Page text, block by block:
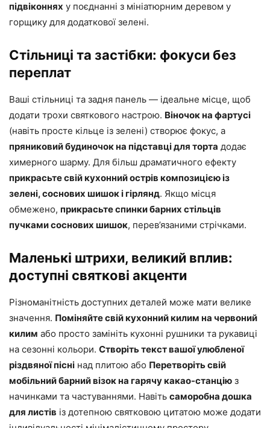
підвіконнях у поєднанні з мініатюрним деревом у
горщику для додаткової зелені.
Стільниці та застібки: фокуси без
переплат
Ваші стільниці та задня панель — ідеальне місце, щоб
додати трохи святкового настрою. Віночок на фартусі
(навіть просте кільце із зелені) створює фокус, а
пряниковий будиночок на підставці для торта додає
химерного шарму. Для більш драматичного ефекту
прикрасьте свій кухонний острів композицією із
зелені, соснових шишок і гірлянд. Якщо місця
обмежено, прикрасьте спинки барних стільців
пучками соснових шишок, перев’язаними стрічками.
Маленькі штрихи, великий вплив:
доступні святкові акценти
Різноманітність доступних деталей може мати велике
значення. Поміняйте свій кухонний килим на червоний
килим або просто замініть кухонні рушники та рукавиці
на сезонні кольори. Створіть текст вашої улюбленої
різдвяної пісні над плитою або Перетворіть свій
мобільний барний візок на гарячу какао-станцію з
начинками та частуваннями. Навіть саморобна дошка
для листів із дотепною святковою цитатою може додати